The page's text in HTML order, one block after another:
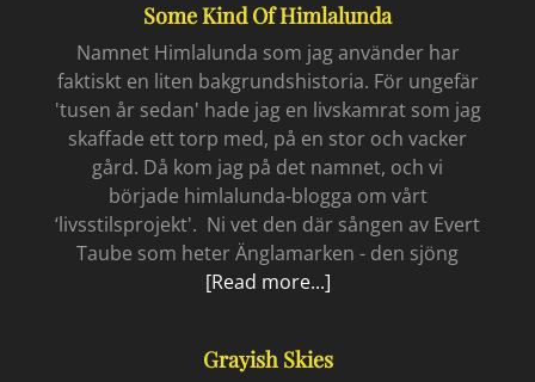
Some Kind Of Himlalunda
Namnet Himlalunda som jag använder har
faktiskt en liten bakgrundshistoria. För ungefär
'tusen år sedan' hade jag en livskamrat som jag
skaffade ett torp med, på en stor och vacker
gård. Då kom jag på det namnet, och vi
började himlalunda-blogga om vårt
‘livsstilsprojekt'. Ni vet den där sången av Evert
Taube som heter Änglamarken - den sjöng
[Read more...]Some
Himlalunda
Grayish Skies